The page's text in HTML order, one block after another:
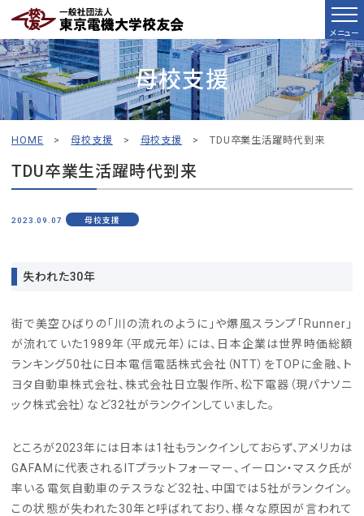
メニュー
母校支援
HOME >母校支援 > 母校支援 > TDU卒業生活躍時代到来
TDU卒業生活躍時代到来
2023.09.07 母校支援
失われた30年
街で美空ひばりの「川の流れのように」や爆風スランプ「Runner」
が流れていた1989年（平成元年）には、日本企業は世界時価総額
ランキング50社に日本電信電話株式会社（NTT）をTOPに金融、ト
ヨタ自動車株式会社、株式会社日立製作所、松下電器（現パナソニ
ック株式会社）など32社がランクインしていました。
ところが2023年には日本は1社もランクインしておらず、アメリカは
GAFAMに代表されるITプラットフォーマー、イーロン・マスク氏が
率いる電気自動車のテスラなど32社、中国では5社がランクイン。
この状態が失われた30年と呼ばれており、様々な原因が言われて